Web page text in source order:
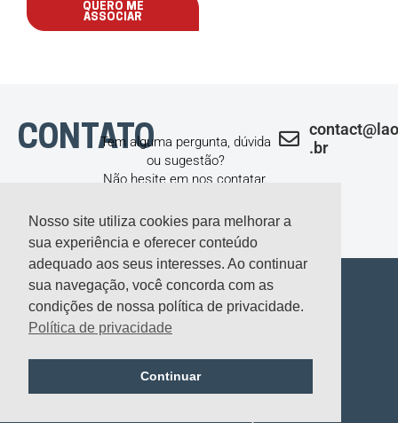
QUERO ME
ASSOCIAR
CONTATOTem alguma pergunta, dúvida
ou sugestão?
Não hesite em nos contatar.
.br
SOBRE NÓS PARA PROFISSIONAIS
s
t
c
e
t
k
Nosso site utiliza cookies para melhorar a
sua experiência e oferecer conteúdo
adequado aos seus interesses. Ao continuar
sua navegação, você concorda com as
condições de nossa política de privacidade.
Política de privacidade
Continuar